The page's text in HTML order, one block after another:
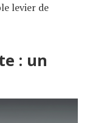
levier de
: un